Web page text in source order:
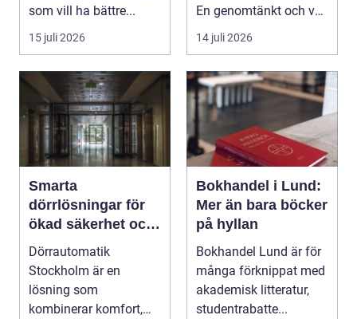
som vill ha bättre...
15 juli 2026
En genomtänkt och väl
utförd gru...
14 juli 2026
Smarta
dörrlösningar för
ökad säkerhet och
komfort
Dörrautomatik
Stockholm är en
lösning som
kombinerar komfort,
Bokhandel i Lund:
Mer än bara böcker
på hyllan
Bokhandel Lund är för
många förknippat med
akademisk litteratur,
studentrabatte...